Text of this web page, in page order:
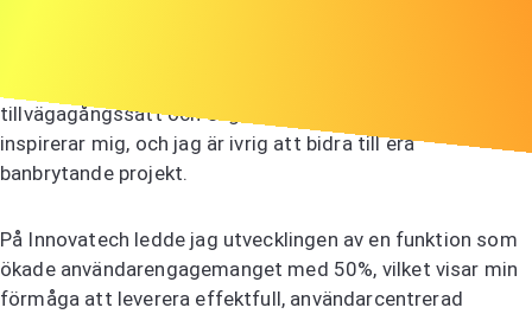
tillvägagångssätt och engagemang för hållbarhet
inspirerar mig, och jag är ivrig att bidra till era
banbrytande projekt.
På Innovatech ledde jag utvecklingen av en funktion som
ökade användarengagemanget med 50%, vilket visar min
förmåga att leverera effektfull, användarcentrerad